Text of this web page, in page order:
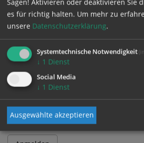
und Passwort an.
Benutzername
Passwort
Sagen! Aktivieren oder deaktivieren Sie
es für richtig halten. Um mehr zu
unsere Datenschutzerklärung.
Systemtechnische Notwendigkeit
↓ 1 Dienst
Social Media
↓ 1 Dienst
Ausgewählte akzeptieren